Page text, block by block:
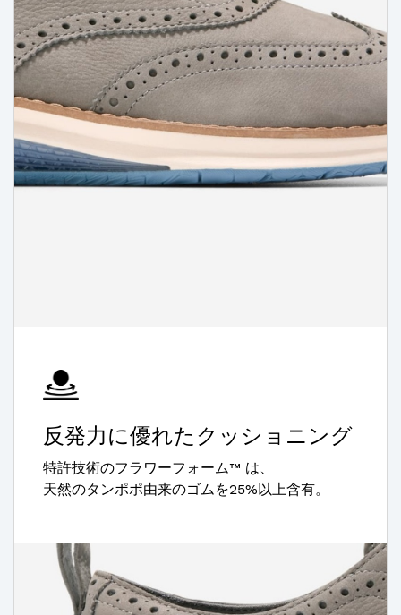
反発力に優れたクッショニング
特許技術のフラワーフォーム™ は、
天然のタンポポ由来のゴムを25%以上含有。